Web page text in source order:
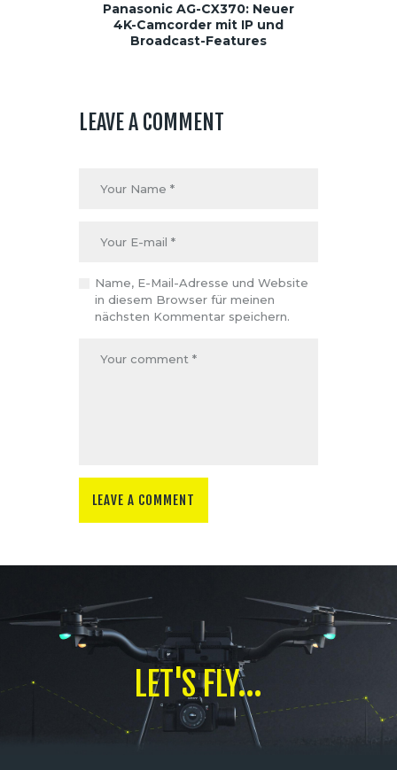
Panasonic AG-CX370: Neuer
4K-Camcorder mit IP und
Broadcast-Features
LEAVE A COMMENT
Name, E-Mail-Adresse und Website
in diesem Browser für meinen
nächsten Kommentar speichern.
LET'S FLY...